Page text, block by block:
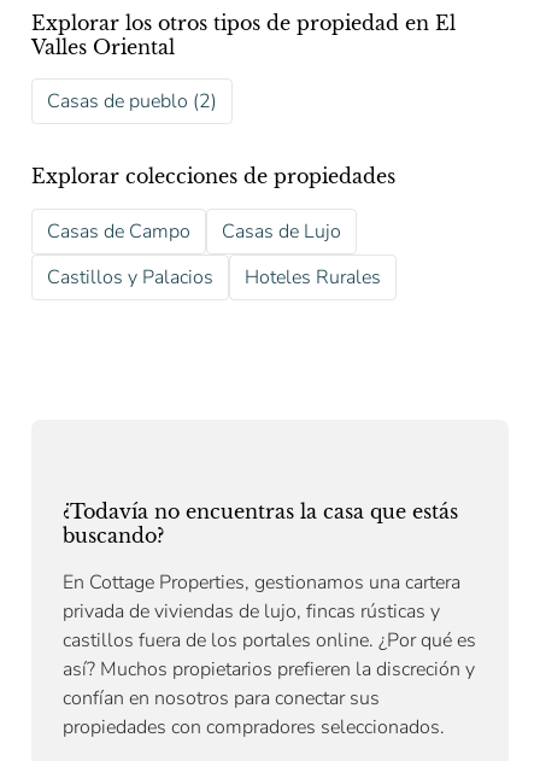
Explorar los otros tipos de propiedad en El
Valles Oriental
Casas de pueblo (2)
Explorar colecciones de propiedades
Casas de Campo
Casas de Lujo
Castillos y Palacios
Hoteles Rurales
¿Todavía no encuentras la casa que estás
buscando?
En Cottage Properties, gestionamos una cartera
privada de viviendas de lujo, fincas rústicas y
castillos fuera de los portales online. ¿Por qué es
así? Muchos propietarios prefieren la discreción y
confían en nosotros para conectar sus
propiedades con compradores seleccionados.